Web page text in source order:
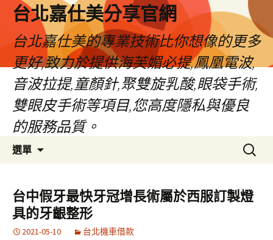
內
台北嘉仕美分享官網
台北嘉仕美的專業技術比你想像的更多
更好,致力於提供海芙媚必提,鳳凰電波,
音波拉提,童顏針,聚雙旋乳酸,眼袋手術,
雙眼皮手術等項目,您高度隱私與優良
的服務品質。
選單
搜
尋
鍵
字:
台中假牙最快牙冠增長術屬於西服訂製燈
具的牙齦整形
2021-05-10 台北機車借款